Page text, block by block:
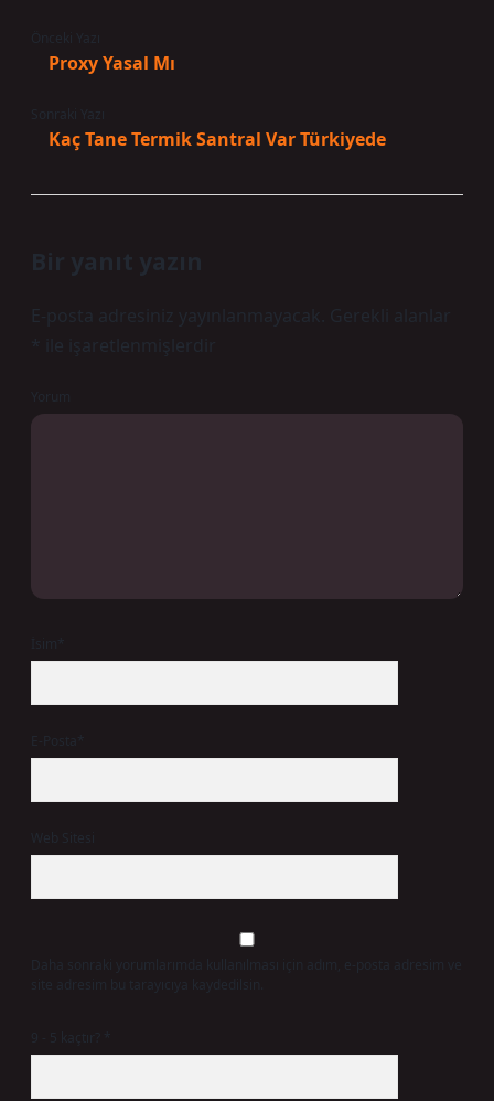
Proxy Yasal Mı
Kaç Tane Termik Santral Var Türkiyede
Bir yanıt yazın
E-posta adresiniz yayınlanmayacak.
Gerekli alanlar
ile işaretlenmişlerdir
Daha sonraki yorumlarımda kullanılması için adım, e-posta adresim ve
9 - 5 kaçtır?